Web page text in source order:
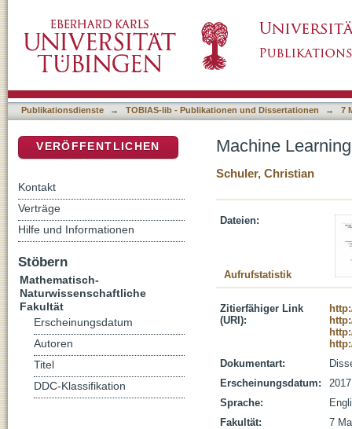
Publikationsdienste → TOBIAS-lib - Publikationen und Dissertationen → 7
Machine
Schuler, Christian
Dateien:
Aufrufstatistik
Zitierfähiger Link
(URI):
Dokumentart:
Erscheinungsdatum:
2017
Sprache:
Fakultät:
7
VERÖFFENTLICHEN
Kontakt
Verträge
Hilfe und Informationen
Stöbern
Mathematisch-
Naturwissenschaftliche
Fakultät
Erscheinungsdatum
Autoren
Titel
DDC-Klassifikation